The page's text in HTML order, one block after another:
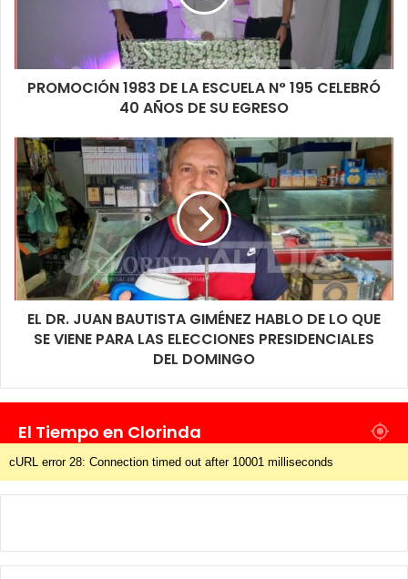
PROMOCIÓN 1983 DE LA ESCUELA N° 195 CELEBRÓ
40 AÑOS DE SU EGRESO
EL DR. JUAN BAUTISTA GIMÉNEZ HABLO DE LO QUE
SE VIENE PARA LAS ELECCIONES PRESIDENCIALES
DEL DOMINGO
El Tiempo en Clorinda
cURL error 28: Connection timed out after 10001 milliseconds